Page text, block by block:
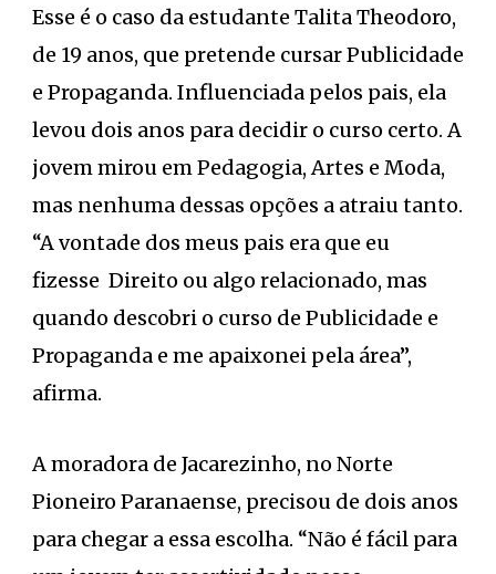
Esse é o caso da estudante Talita Theodoro,
de 19 anos, que pretende cursar Publicidade
e Propaganda. Influenciada pelos pais, ela
levou dois anos para decidir o curso certo. A
jovem mirou em Pedagogia, Artes e Moda,
mas nenhuma dessas opções a atraiu tanto.
“A vontade dos meus pais era que eu
fizesse Direito ou algo relacionado, mas
quando descobri o curso de Publicidade e
Propaganda e me apaixonei pela área”,
afirma.
A moradora de Jacarezinho, no Norte
Pioneiro Paranaense, precisou de dois anos
para chegar a essa escolha. “Não é fácil para